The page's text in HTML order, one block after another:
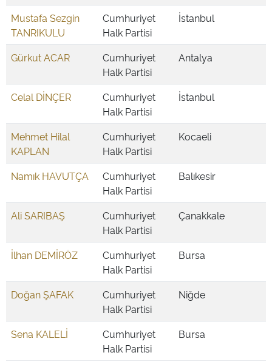
Mustafa Sezgin
TANRIKULU
Cumhuriyet
Halk Partisi
İstanbul
Gürkut ACAR
Cumhuriyet
Halk Partisi
Antalya
Celal DİNÇER
Cumhuriyet
Halk Partisi
İstanbul
Mehmet Hilal
KAPLAN
Cumhuriyet
Halk Partisi
Kocaeli
Namık HAVUTÇA
Cumhuriyet
Halk Partisi
Balıkesir
Ali SARIBAŞ
Cumhuriyet
Halk Partisi
Çanakkale
İlhan DEMİRÖZ
Cumhuriyet
Halk Partisi
Bursa
Doğan ŞAFAK
Cumhuriyet
Halk Partisi
Niğde
Sena KALELİ
Cumhuriyet
Halk Partisi
Bursa